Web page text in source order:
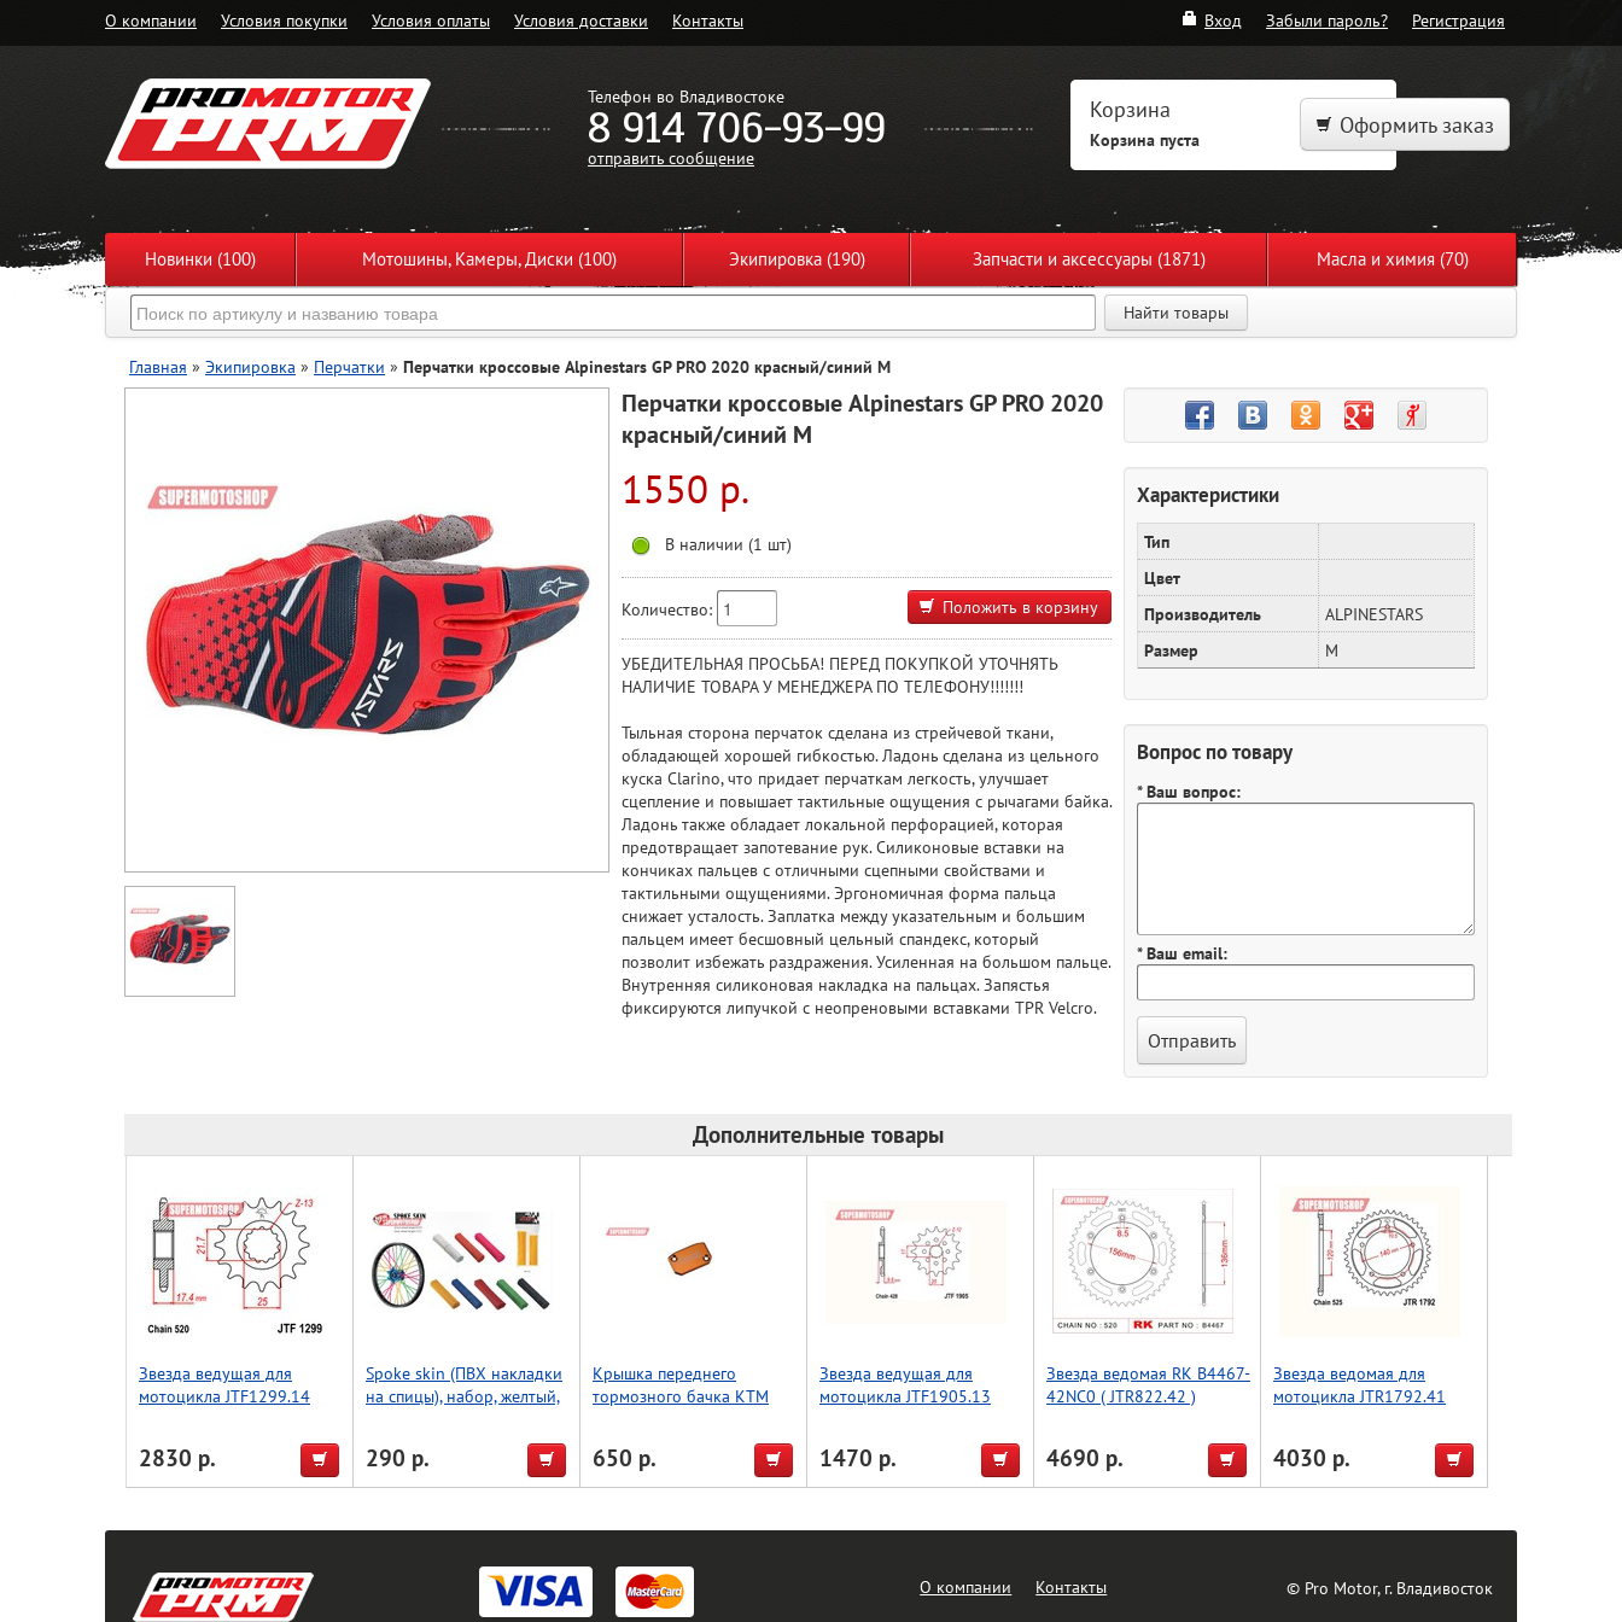
О компании Условия покупки Условия оплаты Условия доставки Контакты Вход Забыли пароль? Регистрация
Телефон во Владивостоке
8 914 706-93-99
отправить сообщение
Корзина
Корзина пуста
Оформить заказ
Новинки (100) Мотошины, Камеры, Диски (100) Экипировка (190) Запчасти и аксессуары (1871) Масла и химия (70)
Найти товары
Главная » Экипировка » Перчатки » Перчатки кроссовые Alpinestars GP PRO 2020 красный/синий M
Перчатки кроссовые Alpinestars GP PRO 2020
красный/синий M
1550 р.
В наличии (1 шт)
Количество: Положить в корзину
УБЕДИТЕЛЬНАЯ ПРОСЬБА! ПЕРЕД ПОКУПКОЙ УТОЧНЯТЬ
НАЛИЧИЕ ТОВАРА У МЕНЕДЖЕРА ПО ТЕЛЕФОНУ!!!!!!!
Тыльная сторона перчаток сделана из стрейчевой ткани,
обладающей хорошей гибкостью. Ладонь сделана из цельного
куска Clarino, что придает перчаткам легкость, улучшает
сцепление и повышает тактильные ощущения с рычагами байка.
Ладонь также обладает локальной перфорацией, которая
предотвращает запотевание рук. Силиконовые вставки на
кончиках пальцев с отличными сцепными свойствами и
тактильными ощущениями. Эргономичная форма пальца
снижает усталость. Заплатка между указательным и большим
пальцем имеет бесшовный цельный спандекс, который
позволит избежать раздражения. Усиленная на большом пальце.
Внутренняя силиконовая накладка на пальцах. Запястья
фиксируются липучкой с неопреновыми вставками TPR Velcro.
Характеристики
Тип
Цвет
Производитель
ALPINESTARS
Размер
M
Вопрос по товару
* Ваш вопрос:
* Ваш email:
Дополнительные товары
Звезда ведущая для
мотоцикла JTF1299.14
2830 р.
Spoke skin (ПВХ накладки
на спицы), набор, желтый,
290 р.
Крышка переднего
тормозного бачка KTM
650 р.
Звезда ведущая для
мотоцикла JTF1905.13
1470 р.
Звезда ведомая RK B4467-
42NC0 ( JTR822.42 )
4690 р.
Звезда ведомая для
мотоцикла JTR1792.41
4030 р.
О компании Контакты © Pro Motor, г. Владивосток